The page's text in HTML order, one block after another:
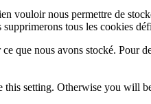
vouloir nous permettre de
tous les cookies
que nous avons stocké. Pour
setting. Otherwise you will